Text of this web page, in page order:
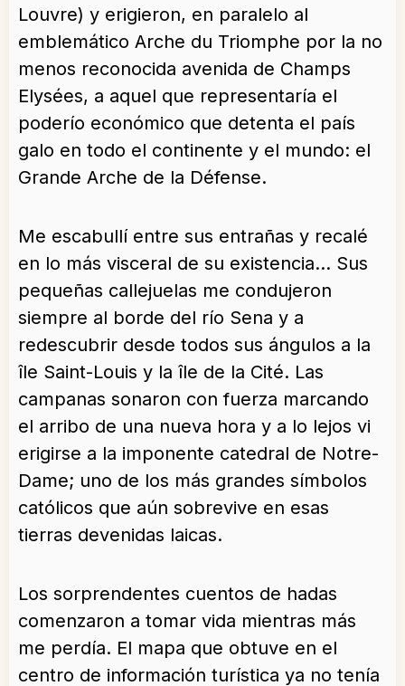
Louvre) y erigieron, en paralelo al
emblemático Arche du Triomphe por la no
menos reconocida avenida de Champs
Elysées, a aquel que representaría el
poderío económico que detenta el país
galo en todo el continente y el mundo: el
Grande Arche de la Défense.
Me escabullí entre sus entrañas y recalé
en lo más visceral de su existencia… Sus
pequeñas callejuelas me condujeron
siempre al borde del río Sena y a
redescubrir desde todos sus ángulos a la
île Saint-Louis y la île de la Cité. Las
campanas sonaron con fuerza marcando
el arribo de una nueva hora y a lo lejos vi
erigirse a la imponente catedral de Notre-
Dame; uno de los más grandes símbolos
católicos que aún sobrevive en esas
tierras devenidas laicas.
Los sorprendentes cuentos de hadas
comenzaron a tomar vida mientras más
me perdía. El mapa que obtuve en el
centro de información turística ya no tenía